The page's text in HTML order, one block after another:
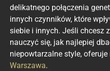
delikatnego połączenia
innych czynników, które
siebie i innych. Jeśli chcesz
nauczyć się, jak najlepiej
niepowtarzalne style, oferuje
Warszawa.